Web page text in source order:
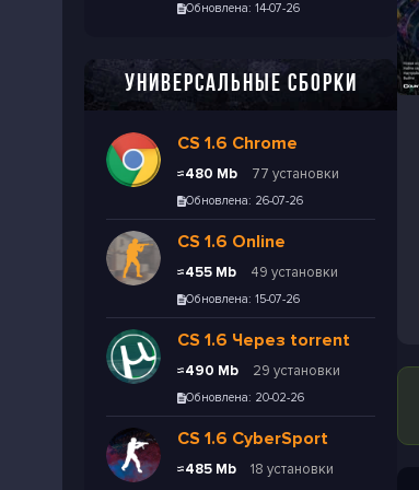
Обновлена: 14-07-26
УНИВЕРСАЛЬНЫЕ СБОРКИ
CS 1.6 Chrome
≈480 Mb 77 установки
Обновлена: 26-07-26
CS 1.6 Online
≈455 Mb 49 установки
Обновлена: 15-07-26
CS 1.6 Через torrent
≈490 Mb 29 установки
Обновлена: 20-02-26
CS 1.6 CyberSport
≈485 Mb 18 установки